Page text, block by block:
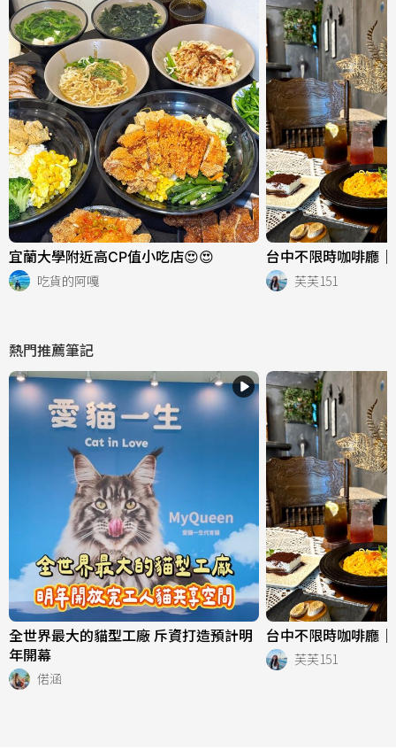
宜蘭大學附近高CP值小吃店😍😍
吃貨的阿嘎
台中不限時咖啡廳
芙芙151
熱門推薦筆記
全世界最大的貓型工廠 斥資打造預計明
年開幕
偌涵
台中不限時咖啡廳
芙芙151